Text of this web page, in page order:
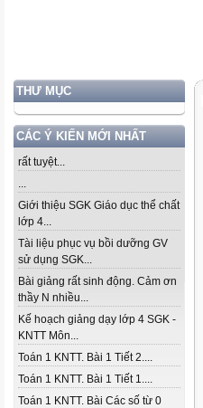
THƯ MỤC
CÁC Ý KIẾN MỚI NHẤT
rất tuyệt...
...
Giới thiệu SGK Giáo dục thể chất
lớp 4...
Tài liệu phục vụ bồi dưỡng GV
sử dụng SGK...
Bài giảng rất sinh động. Cảm ơn
thầy N nhiều...
Kế hoạch giảng dạy lớp 4 SGK -
KNTT Môn...
Toán 1 KNTT. Bài 1 Tiết 2....
Toán 1 KNTT. Bài 1 Tiết 1....
Toán 1 KNTT. Bài Các số từ 0